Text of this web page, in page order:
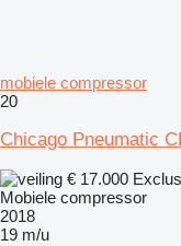
mobiele compressor
20
Chicago Pneumatic
€ 17.000
Mobiele compressor
2018
19 m/u